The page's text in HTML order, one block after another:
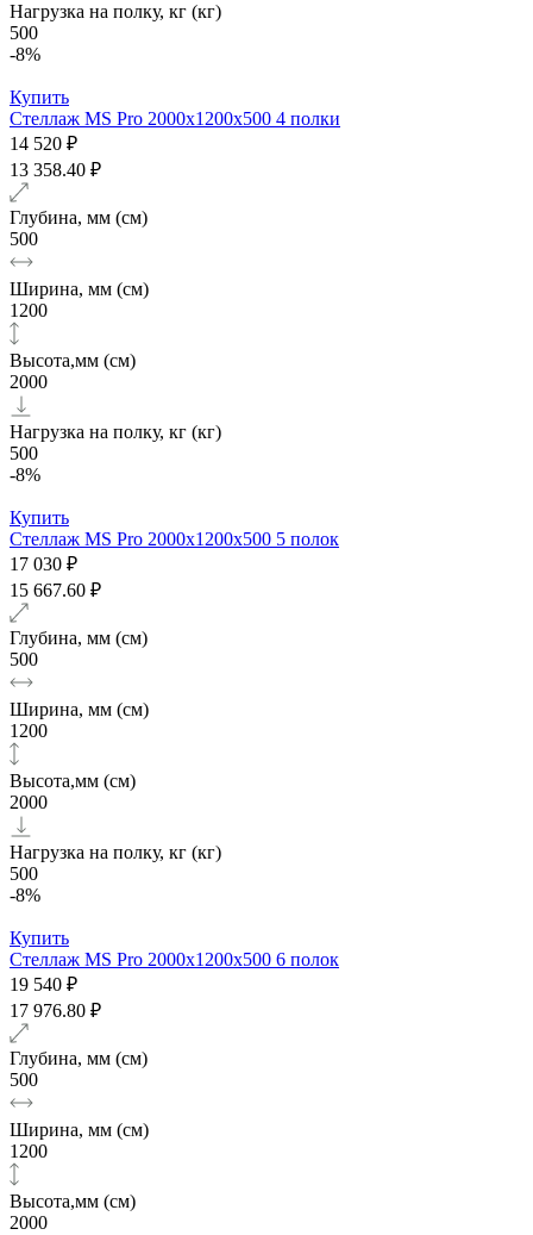
Нагрузка на полку, кг (кг)
500
-8%
Купить
Стеллаж MS Pro 2000х1200x500 4 полки
14 520 ₽
13 358.40 ₽
Глубина, мм (см)
500
Ширина, мм (см)
1200
Высота,мм (см)
2000
Нагрузка на полку, кг (кг)
500
-8%
Купить
Стеллаж MS Pro 2000х1200x500 5 полок
17 030 ₽
15 667.60 ₽
Глубина, мм (см)
500
Ширина, мм (см)
1200
Высота,мм (см)
2000
Нагрузка на полку, кг (кг)
500
-8%
Купить
Стеллаж MS Pro 2000х1200x500 6 полок
19 540 ₽
17 976.80 ₽
Глубина, мм (см)
500
Ширина, мм (см)
1200
Высота,мм (см)
2000